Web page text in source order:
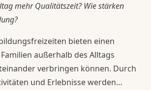
mehr Qualitätszeit? Wie stärken
bieten einen
außerhalb des Alltags
verbringen können. Durch
und Erlebnisse werden